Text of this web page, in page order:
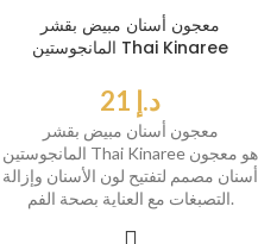
معجون أسنان مبيض بقشر
المانجوستين Thai Kinaree
د.إ
معجون أسنان مبيض بقشر
المانجوستين Thai Kinaree هو معجون
أسنان مصمم لتفتيح لون الأسنان وإزالة
التصبغات مع العناية بصحة الفم.